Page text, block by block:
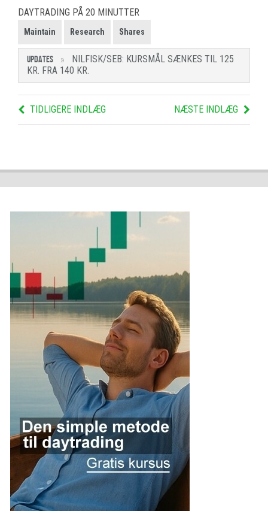
DAYTRADING PÅ 20 MINUTTER
Maintain Research Shares
UPDATES
NILFISK/SEB: KURSMÅL SÆNKES TIL 125
KR. FRA 140 KR.
TIDLIGERE INDLÆG NÆSTE INDLÆG